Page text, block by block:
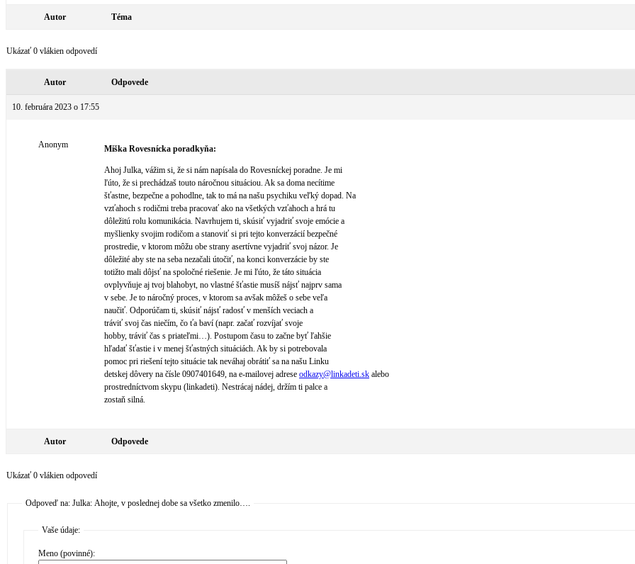
Autor Téma
Ukázať 0 vlákien odpovedí
Autor Odpovede
10. februára 2023 o 17:55
Anonym Miška Rovesnícka poradkyňa:
Ahoj Julka, vážim si, že si nám napísala do Rovesníckej poradne. Je mi
ľúto, že si prechádzaš touto náročnou situáciou. Ak sa doma necítime
šťastne, bezpečne a pohodlne, tak to má na našu psychiku veľký dopad. Na
vzťahoch s rodičmi treba pracovať ako na všetkých vzťahoch a hrá tu
dôležitú rolu komunikácia. Navrhujem ti, skúsiť vyjadriť svoje emócie a
myšlienky svojim rodičom a stanoviť si pri tejto konverzácií bezpečné
prostredie, v ktorom môžu obe strany asertívne vyjadriť svoj názor. Je
dôležité aby ste na seba nezačali útočiť, na konci konverzácie by ste
totižto mali dôjsť na spoločné riešenie. Je mi ľúto, že táto situácia
ovplyvňuje aj tvoj blahobyt, no vlastné šťastie musíš nájsť najprv sama
v sebe. Je to náročný proces, v ktorom sa avšak môžeš o sebe veľa
naučiť. Odporúčam ti, skúsiť nájsť radosť v menších veciach a
tráviť svoj čas niečím, čo ťa baví (napr. začať rozvíjať svoje
hobby, tráviť čas s priateľmi…). Postupom času to začne byť ľahšie
hľadať šťastie i v menej šťastných situáciách. Ak by si potrebovala
pomoc pri riešení tejto situácie tak neváhaj obrátiť sa na našu Linku
detskej dôvery na čísle 0907401649, na e-mailovej adrese odkazy@linkadeti.sk alebo
prostredníctvom skypu (linkadeti). Nestrácaj nádej, držím ti palce a
zostaň silná.
Autor Odpovede
Ukázať 0 vlákien odpovedí
Odpoveď na: Julka: Ahojte, v poslednej dobe sa všetko zmenilo….
Vaše údaje:
Meno (povinné):